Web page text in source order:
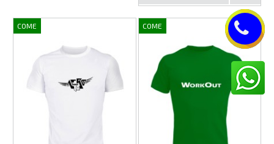
COME COME